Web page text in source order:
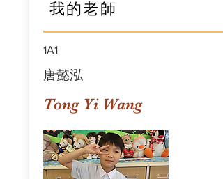
我的老師
1A1
唐懿泓
Tong Yi Wang